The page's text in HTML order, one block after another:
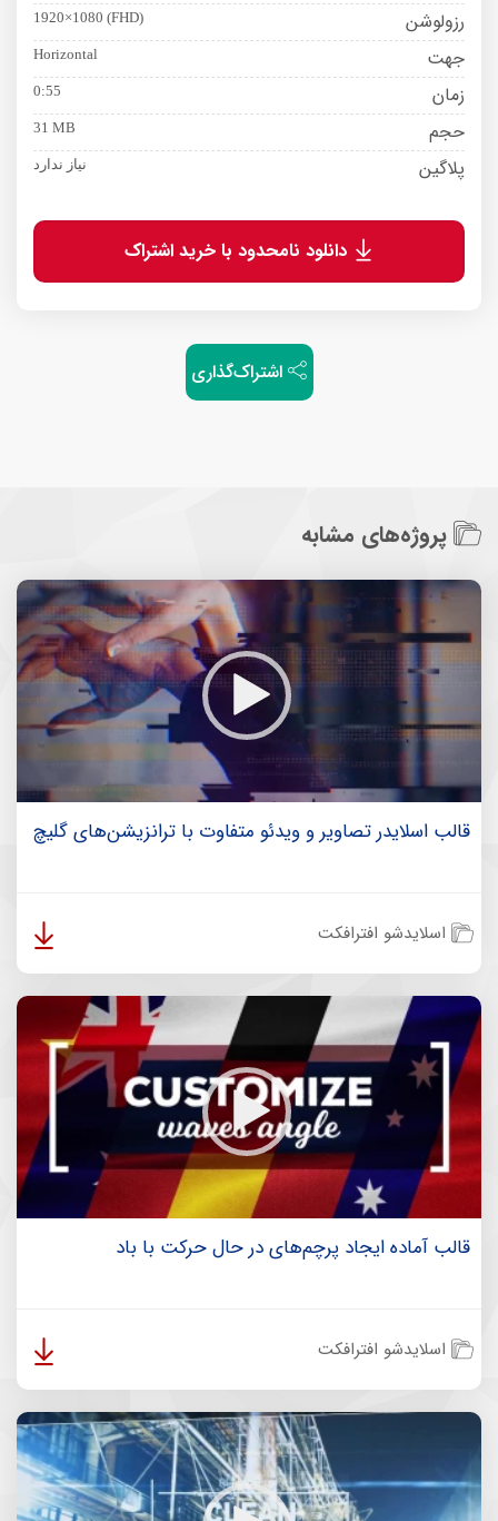
رزولوشن 1920×1080 (FHD)
جهت Horizontal
زمان 0:55
حجم 31 MB
پلاگین نیاز ندارد
دانلود نامحدود با خرید اشتراک
اشتراک‌گذاری
پروژه‌های مشابه
قالب اسلایدر تصاویر و ویدئو متفاوت با ترانزیشن‌های گلیچ
اسلایدشو افترافکت
قالب آماده ایجاد پرچم‌های در حال حرکت با باد
اسلایدشو افترافکت